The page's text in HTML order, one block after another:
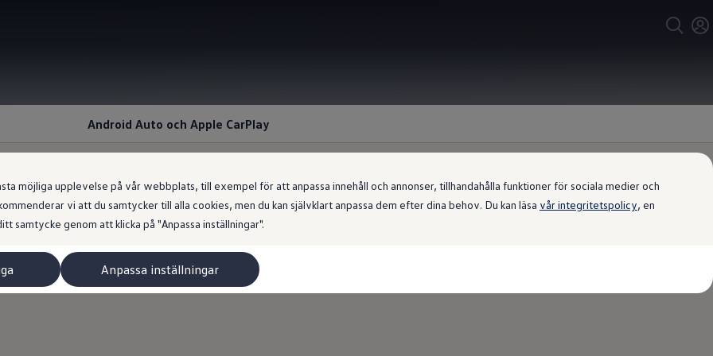
möjliga upplevelse på vår webbplats, till exempel för att anpassa innehåll och annonser, tillhandahålla funktioner för sociala medier och
vi att du samtycker till alla cookies, men du kan självklart anpassa dem efter dina behov. Du kan läsa vår integritetspolicy, en
samtycke genom att klicka på "Anpassa inställningar".
Anpassa inställningar
Android Auto och Apple CarPlay
navigationsfunktioner: med App-Connect 1